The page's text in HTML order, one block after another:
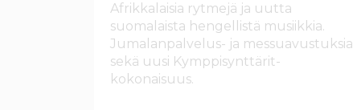
Afrikkalaisia rytmejä ja uutta
suomalaista hengellistä musiikkia.
Jumalanpalvelus- ja messuavustuksia
sekä uusi Kymppisynttärit-
kokonaisuus.